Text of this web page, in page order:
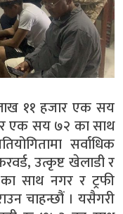
११ हजार एक सय
एक सय ७२ का साथ
सर्वाधिक
उत्कृष्ट खेलाडी र
साथ नगर र ट्रफी
चाहन्छौं । यसैगरी